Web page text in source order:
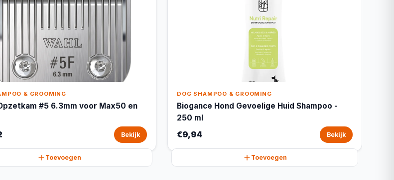
& GROOMING
#5 6.3mm voor Max50 en
Bekijk
Toevoegen
DOG SHAMPOO & GROOMING
Biogance Hond Gevoelige Huid Shampoo -
250 ml
€9,94 Bekijk
Toevoegen